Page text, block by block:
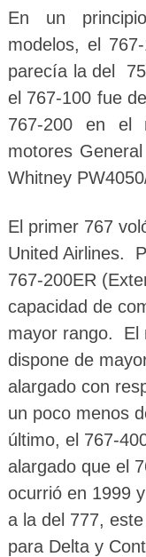
En un
modelos, el
parecía la del
el 767-100 fue
767-200 en el
motores
Whitney
El primer 767
United Airlines.
767-200ER
capacidad de
mayor rango. El
dispone de
alargado con
un poco menos
último, el 767-
alargado que el
ocurrió en 1999
a la del 777,
para Delta y